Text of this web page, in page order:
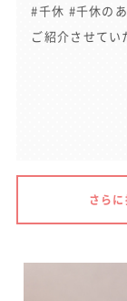
#千休 #千休の
ご紹介させてい
さら